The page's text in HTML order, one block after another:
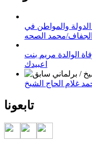
الدولة والمواطن في
محمد الصحه
الوالدة مريم بنت
اعبيدك
غلام الحاج الشيخ
تابعونا